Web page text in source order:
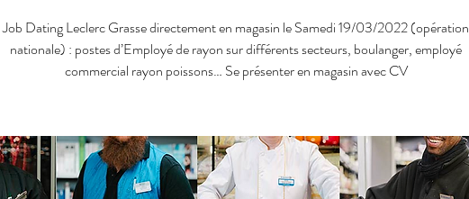
Job Dating Leclerc Grasse directement en magasin le Samedi 19/03/2022 (opération
nationale) : postes d’Employé de rayon sur différents secteurs, boulanger, employé
commercial rayon poissons… Se présenter en magasin avec CV